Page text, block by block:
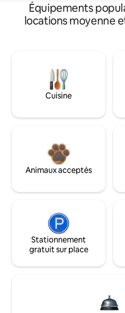
Équipements
locations moyenne
Cuisine
Animaux acceptés
Stationnement
gratuit sur place